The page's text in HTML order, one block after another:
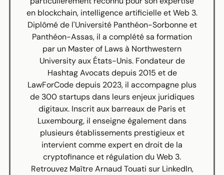
en blockchain, intelligence artificielle et Web 3.
Diplômé de l'Université Panthéon-Sorbonne et
Panthéon-Assas, il a complété sa formation
par un Master of Laws à Northwestern
University aux États-Unis. Fondateur de
Hashtag Avocats depuis 2015 et de
LawForCode depuis 2023, il accompagne plus
de 300 startups dans leurs enjeux juridiques
digitaux. Inscrit aux barreaux de Paris et
Luxembourg, il enseigne également dans
plusieurs établissements prestigieux et
intervient comme expert en droit de la
cryptofinance et régulation du Web 3.
Retrouvez Maître Arnaud Touati sur LinkedIn,